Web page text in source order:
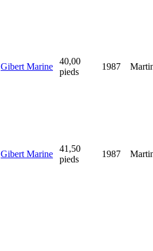
Gibert Marine
40,00
pieds
1987
Gibert Marine
41,50
pieds
1987